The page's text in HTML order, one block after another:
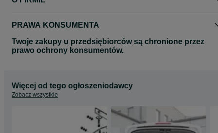
MEDIATRAILER
PRAWA KONSUMENTA
Twoje zakupy u przedsiębiorców są chronione przez
prawo ochrony konsumentów.
Więcej od tego ogłoszeniodawcy
Zobacz wszystkie